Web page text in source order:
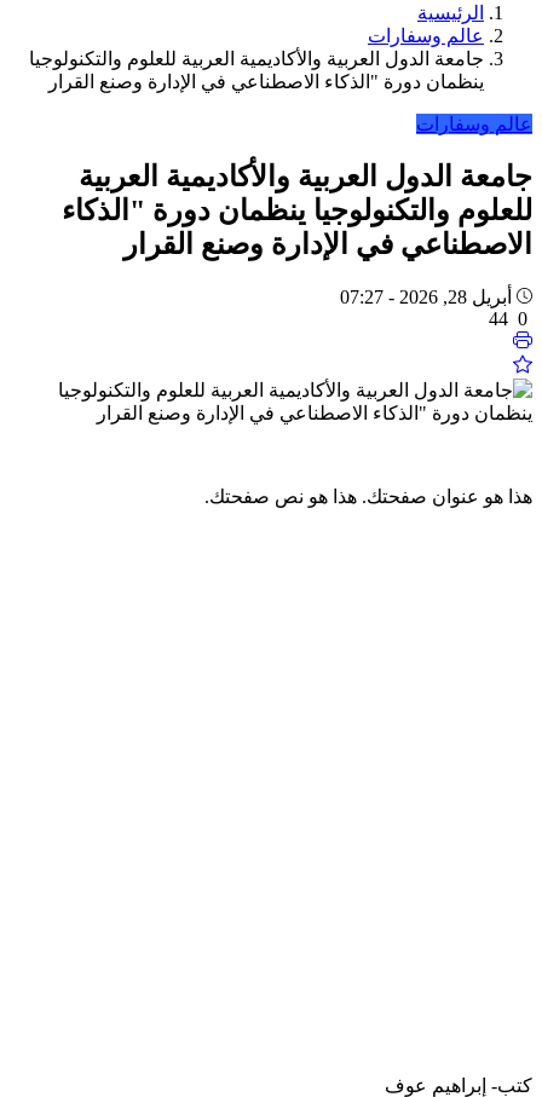
الرئيسية
عالم وسفارات
جامعة الدول العربية والأكاديمية العربية للعلوم والتكنولوجيا
ينظمان دورة "الذكاء الاصطناعي في الإدارة وصنع القرار
عالم وسفارات
جامعة الدول العربية والأكاديمية العربية
للعلوم والتكنولوجيا ينظمان دورة "الذكاء
الاصطناعي في الإدارة وصنع القرار
أبريل 28, 2026 - 07:27
هذا هو عنوان صفحتك. هذا هو نص صفحتك.
كتب- إبراهيم عوف